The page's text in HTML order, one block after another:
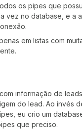
os pipes que
vez no database, e a
em listas com
informação de
do lead. Ao invés
eu crio um
que preciso.